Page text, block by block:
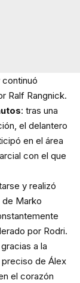
continuó
Ralf Rangnick.
: tras una
el delantero
en el área
con el que
y realizó
Marko
por Rodri.
a la
de Álex
el corazón